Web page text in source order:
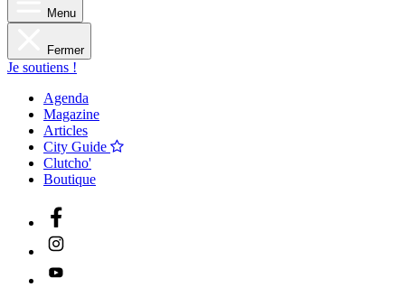
Menu
Fermer
Je soutiens !
Agenda
Magazine
Articles
City Guide
Clutcho'
Boutique